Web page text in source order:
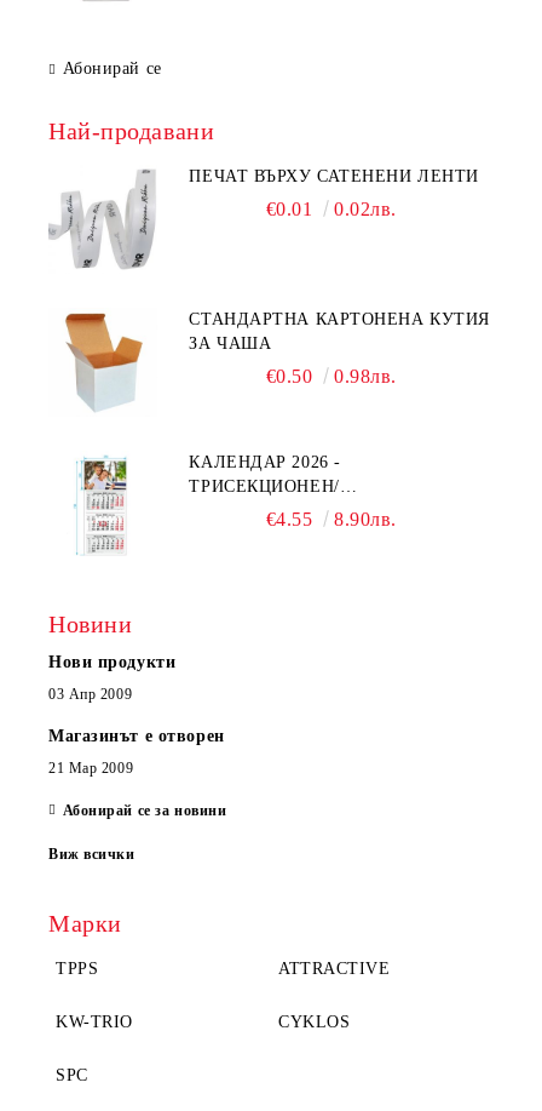
Абонирай се
Най-продавани
ПЕЧАТ ВЪРХУ САТЕНЕНИ ЛЕНТИ
€0.01 0.02лв.
СТАНДАРТНА КАРТОНЕНА КУТИЯ
ЗА ЧАША
€0.50 0.98лв.
КАЛЕНДАР 2026 -
ТРИСЕКЦИОНЕН/
ЕДНОСЕКЦИОНЕН
€4.55 8.90лв.
Новини
Нови продукти
03 Апр 2009
Магазинът е отворен
21 Мар 2009
Абонирай се за новини
Виж всички
Марки
TPPS ATTRACTIVE
KW-TRIO CYKLOS
SPC